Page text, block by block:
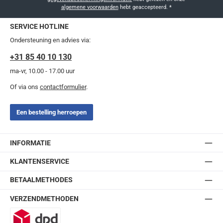
algemene voorwaardenhebt geaccepteerd. *
SERVICE HOTLINE
Ondersteuning en advies via:
+31 85 40 10 130
ma-vr, 10.00 - 17.00 uur
Of via ons contactformulier.
Een bestelling herroepen
INFORMATIE
KLANTENSERVICE
BETAALMETHODES
VERZENDMETHODEN